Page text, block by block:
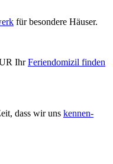
für besondere Häuser.
IhrFeri­en­do­mizil finden
dass wir uns ken­nen­